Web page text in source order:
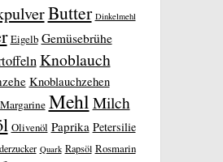
Butter Dinkelmehl
Eigelb Gemüsebrühe
Knoblauch
Knoblauchzehen
Margarine Mehl Milch
Olivenöl Paprika Petersilie
Quark Rapsöl Rosmarin